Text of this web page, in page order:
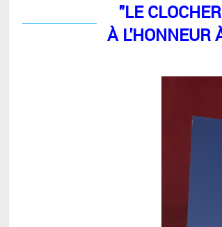
"LE
À L'HONNEUR